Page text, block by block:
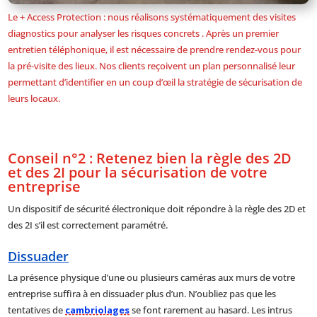
Le + Access Protection : nous réalisons systématiquement des visites
diagnostics pour analyser les risques concrets . Après un premier
entretien téléphonique, il est nécessaire de prendre rendez-vous pour
la pré-visite des lieux. Nos clients reçoivent un plan personnalisé leur
permettant d’identifier en un coup d’œil la stratégie de sécurisation de
leurs locaux.
Conseil n°2 : Retenez bien la règle des 2D
et des 2I pour la sécurisation de votre
entreprise
Un dispositif de sécurité électronique doit répondre à la règle des 2D et
des 2I s’il est correctement paramétré.
Dissuader
La présence physique d’une ou plusieurs caméras aux murs de votre
entreprise suffira à en dissuader plus d’un. N’oubliez pas que les
tentatives de cambriolagesse font rarement au hasard. Les intrus